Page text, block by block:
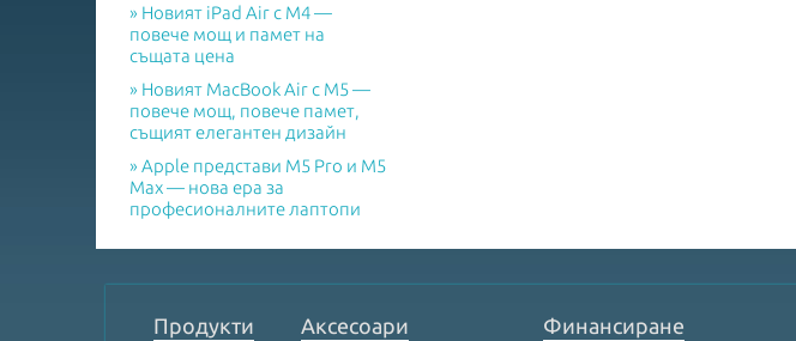
Новият iPad Air с M4 —
повече мощ и памет на
същата цена
Новият MacBook Air с M5 —
повече мощ, повече памет,
същият елегантен дизайн
Apple представи M5 Pro и M5
Max — нова ера за
професионалните лаптопи
Продукти Аксесоари Финансиране